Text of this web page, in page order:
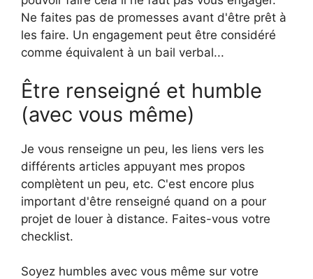
Ne faites pas de promesses avant d'être prêt à
les faire. Un engagement peut être considéré
comme équivalent à un bail verbal...
Être renseigné et humble
(avec vous même)
Je vous renseigne un peu, les liens vers les
différents articles appuyant mes propos
complètent un peu, etc. C'est encore plus
important d'être renseigné quand on a pour
projet de louer à distance. Faites-vous votre
checklist.
Soyez humbles avec vous même sur votre